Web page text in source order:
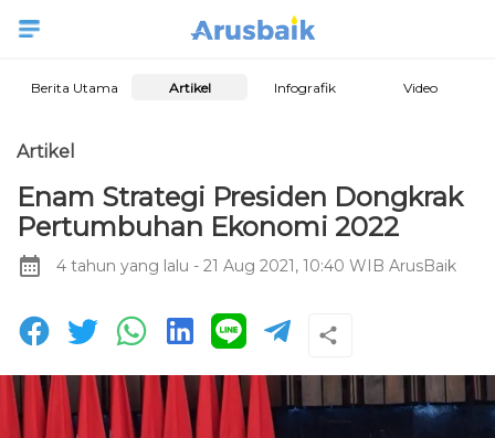
Berita Utama Artikel Infografik Video
Artikel
Enam Strategi Presiden Dongkrak
Pertumbuhan Ekonomi 2022
4 tahun yang lalu - 21 Aug 2021, 10:40 WIB ArusBaik